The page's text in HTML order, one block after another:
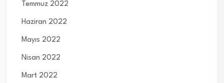
Temmuz 2022
Haziran 2022
Mayıs 2022
Nisan 2022
Mart 2022